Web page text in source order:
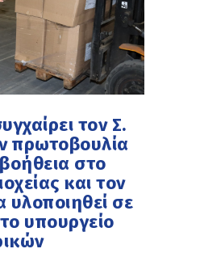
τον Σ.
πρωτοβουλία
στο
και τον
υλοποιηθεί σε
υπουργείο